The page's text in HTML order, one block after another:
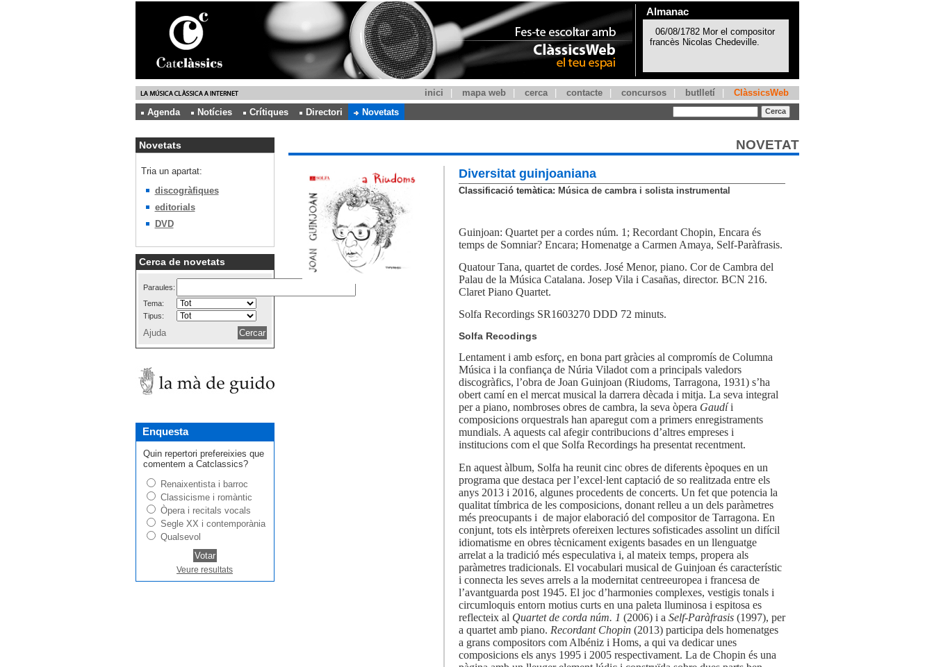
Almanac
inici mapa web cerca contacte concursos butlletí
ClàssicsWeb
Agenda
Notícies Crítiques Directori Novetats
Novetats
Tria un apartat:
discogràfiques
editorials
DVD
Cerca de novetats
Paraules:
Tema:
Tipus:
Ajuda
Enquesta
Quin repertori prefereixies que
comentem a Catclassics?
Renaixentista i barroc
Classicisme i romàntic
Òpera i recitals vocals
Segle XX i contemporània
Qualsevol
Veure resultats
NOVETAT
Diversitat guinjoaniana
Classificació temàtica: Música de cambra i solista instrumental
Guinjoan: Quartet per a cordes núm. 1; Recordant Chopin, Encara és
temps de Somniar? Encara; Homenatge a Carmen Amaya, Self-Paràfrasis.
Quatour Tana, quartet de cordes. José Menor, piano. Cor de Cambra del
Palau de la Música Catalana. Josep Vila i Casañas, director. BCN 216.
Claret Piano Quartet.
Solfa Recordings SR1603270 DDD 72 minuts.
Solfa Recodings
Lentament i amb esforç, en bona part gràcies al compromís de Columna
Música i la confiança de Núria Viladot com a principals valedors
discogràfics, l’obra de Joan Guinjoan (Riudoms, Tarragona, 1931) s’ha
obert camí en el mercat musical la darrera dècada i mitja. La seva integral
per a piano, nombroses obres de cambra, la seva òpera Gaudíi
composicions orquestrals han aparegut com a primers enregistraments
mundials. A aquests cal afegir contribucions d’altres empreses i
institucions com el que Solfa Recordings ha presentat recentment.
En aquest àlbum, Solfa ha reunit cinc obres de diferents èpoques en un
programa que destaca per l’excel·lent captació de so realitzada entre els
anys 2013 i 2016, algunes procedents de concerts. Un fet que potencia la
qualitat tímbrica de les composicions, donant relleu a un dels paràmetres
més preocupants i de major elaboració del compositor de Tarragona. En
conjunt, tots els intèrprets ofereixen lectures sofisticades assolint un difícil
idiomatisme en obres tècnicament exigents basades en un llenguatge
arrelat a la tradició més especulativa i, al mateix temps, propera als
paràmetres tradicionals. El vocabulari musical de Guinjoan és característic
i connecta les seves arrels a la modernitat centreeuropea i francesa de
l’avantguarda post 1945. El joc d’harmonies complexes, vestigis tonals i
circumloquis entorn motius curts en una paleta lluminosa i espitosa es
reflecteix al Quartet de corda núm. 1 (2006) i a Self-Paràfrasis(1997), per
a quartet amb piano. Recordant Chopin (2013) participa dels homenatges
a grans compositors com Albéniz i Homs, a qui va dedicar unes
composicions els anys 1995 i 2005 respectivament. La de Chopin és una